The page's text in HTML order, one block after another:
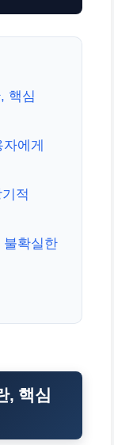
핵심
에게
적
불확실한
, 핵심